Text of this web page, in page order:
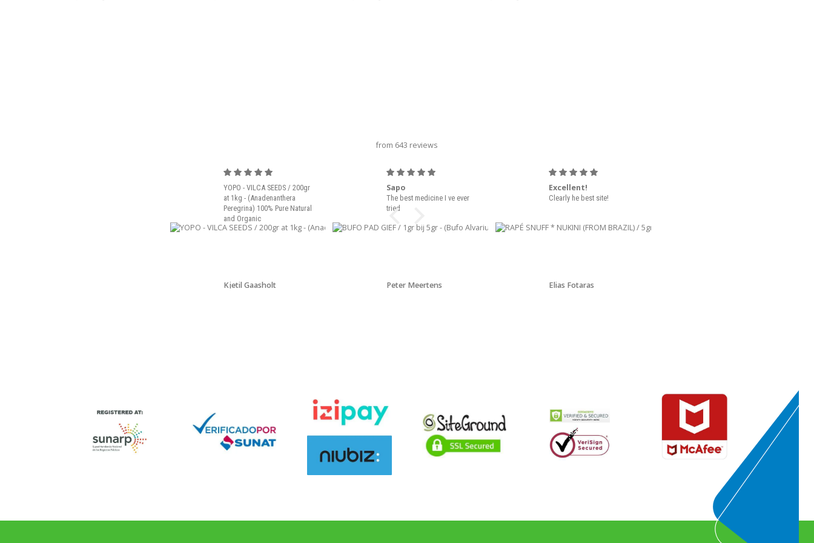
from 643 reviews
YOPO - VILCA SEEDS / 200gr
at 1kg - (Anadenanthera
Peregrina) 100% Pure Natural
and Organic
Kjetil Gaasholt
Sapo
The best medicine I ve ever
tried
Peter Meertens
Excellent!
Clearly he best site!
Elias Fotaras